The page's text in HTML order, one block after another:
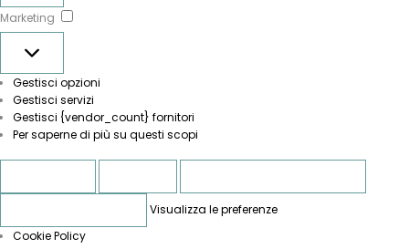
Marketing
Gestisci opzioni
Gestisci servizi
Gestisci {vendor_count} fornitori
Per saperne di più su questi scopi
Visualizza le preferenze
Cookie Policy